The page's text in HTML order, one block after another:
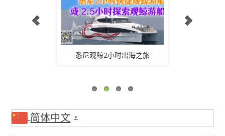
悉尼观鲸4小时出海之旅(含餐)
简体中文 ▼